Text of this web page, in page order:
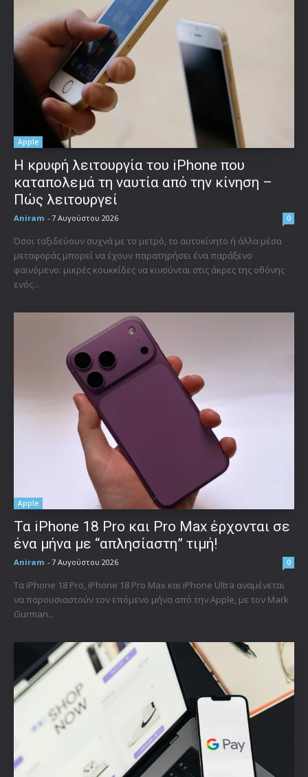
Apple
Η κρυφή λειτουργία του iPhone που
καταπολεμά τη ναυτία από την κίνηση –
Πώς λειτουργεί
Aniram - 7 Αυγούστου 2026 0
Όσοι ταξιδεύουν συχνά με το μετρό, το αυτοκίνητο ή άλλα μέσα
μεταφοράς μπορεί να έχουν παρατηρήσει ένα παράξενο
φαινόμενο: μικρές κουκκίδες να κινούνται στις άκρες της οθόνης
ενός...
Apple
Τα iPhone 18 Pro και Pro Max έρχονται σε
ένα μήνα με “απλησίαστη” τιμή!
Aniram - 7 Αυγούστου 2026 0
Τα iPhone 18 Pro, iPhone 18 Pro Max και iPhone Ultra αναμένεται
να παρουσιαστούν τον επόμενο μήνα από την Apple, με τον Mark
Gurman...